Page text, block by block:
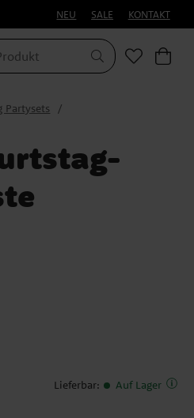
NEU SALE KONTAKT
HALLOWEEN
Partysets
Lieferbar: Auf Lager